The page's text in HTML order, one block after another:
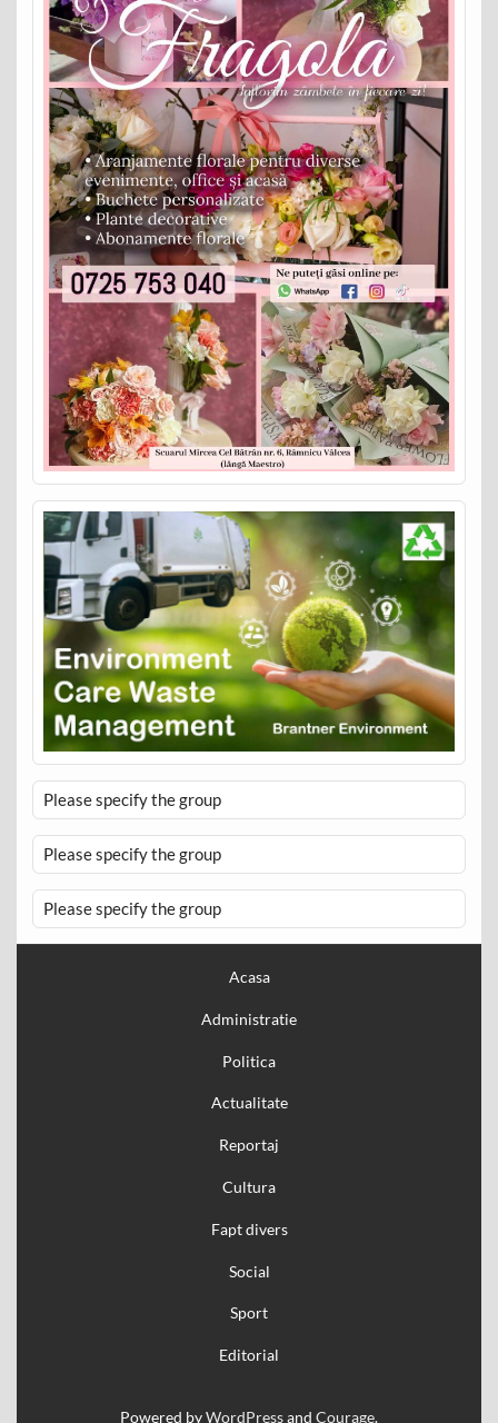
Please specify the group
Please specify the group
Please specify the group
Acasa
Administratie
Politica
Actualitate
Reportaj
Cultura
Fapt divers
Social
Sport
Editorial
Powered byWordPressand Courage.